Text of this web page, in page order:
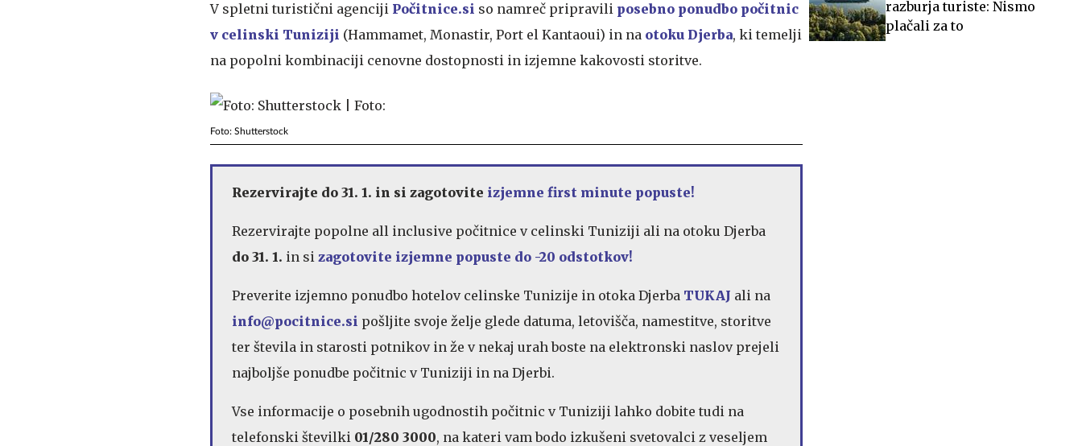
V spletni turistični agenciji Počitnice.si so namreč pripravili posebno ponudbo počitnic
v celinski Tuniziji (Hammamet, Monastir, Port el Kantaoui) in na otoku Djerba, ki temelji
na popolni kombinaciji cenovne dostopnosti in izjemne kakovosti storitve.
Foto: Shutterstock
Rezervirajte do 31. 1. in si zagotovite izjemne first minute popuste!
Rezervirajte popolne all inclusive počitnice v celinski Tuniziji ali na otoku Djerba
do 31. 1. in si zagotovite izjemne popuste do -20 odstotkov!
Preverite izjemno ponudbo hotelov celinske Tunizije in otoka Djerba TUKAJ ali na
info@pocitnice.si pošljite svoje želje glede datuma, letovišča, namestitve, storitve
ter števila in starosti potnikov in že v nekaj urah boste na elektronski naslov prejeli
najboljše ponudbe počitnic v Tuniziji in na Djerbi.
Vse informacije o posebnih ugodnostih počitnic v Tuniziji lahko dobite tudi na
telefonski številki 01/280 3000, na kateri vam bodo izkušeni svetovalci z veseljem
razburja turiste: Nismo
plačali za to